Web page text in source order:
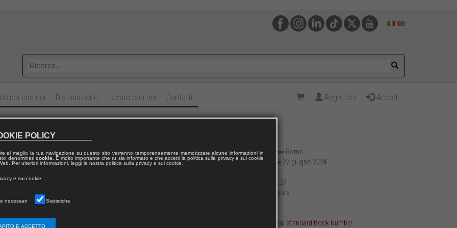
con noi Distribuzione Lavora con noi Contatti Registrati Accedi
storiografica di Benedetto Croce
TOMASSONI Luogo di pubblicazione: Roma
Data di pubblicazione: 27 giugno 2024
17 x 24
brossura
ISBN International Standard Book Number
POLICY
al meglio la tua navigazione su questo sito verranno temporaneamente memorizzate alcune informazioni in
denominati cookie. È molto importante che tu sia informato e che accetti la politica sulla privacy e sui cookie
Per ulteriori informazioni, leggi la nostra politica sulla privacy e sui cookie.
e sui cookie
necessari Statistiche
E ACCETTO